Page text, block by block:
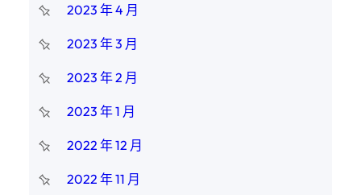
2023 年 4 月
2023 年 3 月
2023 年 2 月
2023 年 1 月
2022 年 12 月
2022 年 11 月